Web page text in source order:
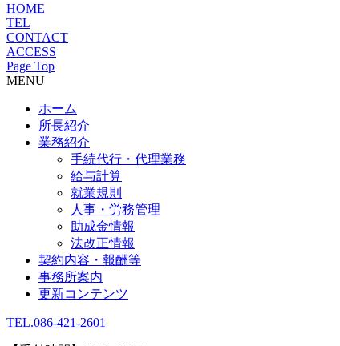
HOME
TEL
CONTACT
ACCESS
Page Top
MENU
ホーム
所長紹介
業務紹介
手続代行・代理業務
給与計算
就業規則
人事・労務管理
助成金情報
法改正情報
契約内容・報酬等
事務所案内
更新コンテンツ
TEL.086-421-2601